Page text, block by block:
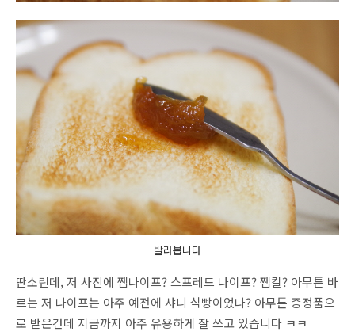
발라봅니다
딴소린데, 저 사진에 쨈나이프? 스프레드 나이프? 쨈칼? 아무튼 바
르는 저 나이프는 아주 예전에 샤니 식빵이었나? 아무튼 증정품으
로 받은건데 지금까지 아주 유용하게 잘 쓰고 있습니다 ㅋㅋ